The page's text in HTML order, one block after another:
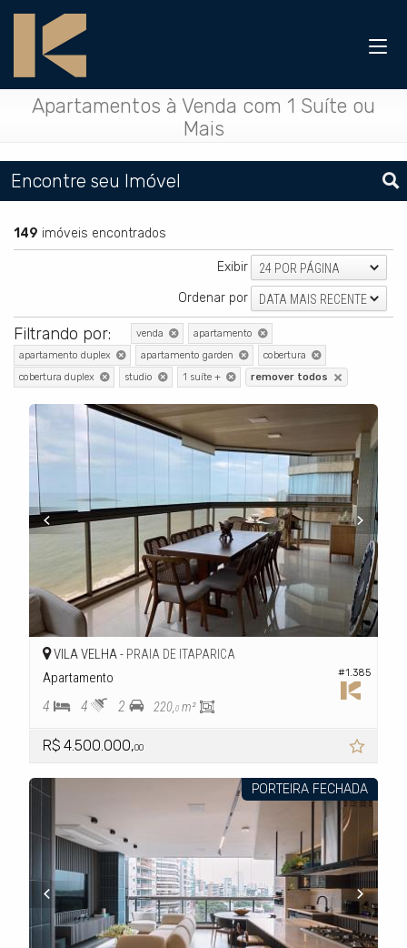
Apartamentos à Venda com 1 Suíte ou
Mais
Encontre seu Imóvel
149 imóveis encontrados
Exibir 24 POR PÁGINA
Ordenar por DATA MAIS RECENTE
Filtrando por: venda
apartamento
apartamento duplex
apartamento garden
cobertura
cobertura duplex
studio 1 suíte + remover todos
#1.385
VILA VELHA - PRAIA DE ITAPARICA
Apartamento
4 4 2 220,0 m²
R$ 4.500.000,00
PORTEIRA FECHADA